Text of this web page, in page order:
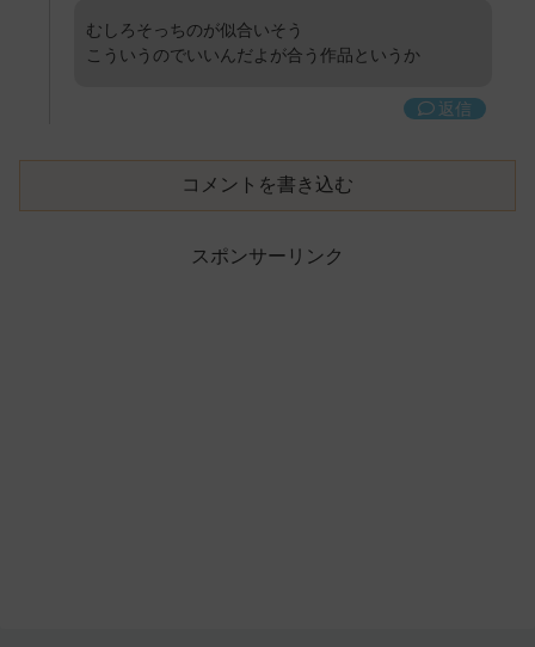
むしろそっちのが似合いそう
こういうのでいいんだよが合う作品というか
返信
コメントを書き込む
スポンサーリンク